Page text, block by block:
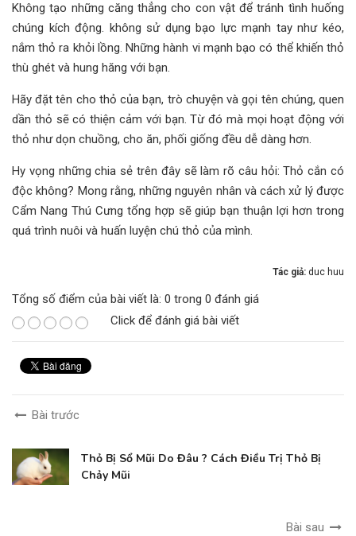
Không tạo những căng thẳng cho con vật để tránh tình huống
chúng kích động. không sử dụng bạo lực mạnh tay như kéo,
nắm thỏ ra khỏi lồng. Những hành vi mạnh bạo có thể khiến thỏ
thù ghét và hung hăng với bạn.
Hãy đặt tên cho thỏ của bạn, trò chuyện và gọi tên chúng, quen
dần thỏ sẽ có thiện cảm với bạn. Từ đó mà mọi hoạt động với
thỏ như dọn chuồng, cho ăn, phối giống đều dễ dàng hơn.
Hy vọng những chia sẻ trên đây sẽ làm rõ câu hỏi: Thỏ cắn có
độc không? Mong rằng, những nguyên nhân và cách xử lý được
Cẩm Nang Thú Cưng tổng hợp sẽ giúp bạn thuận lợi hơn trong
quá trình nuôi và huấn luyện chú thỏ của mình.
Tác giả: duc huu
Tổng số điểm của bài viết là: 0 trong 0 đánh giá
Click để đánh giá bài viết
Bài trước
Thỏ Bị Sổ Mũi Do Đâu ? Cách Điều Trị Thỏ Bị
Chảy Mũi
Bài sau